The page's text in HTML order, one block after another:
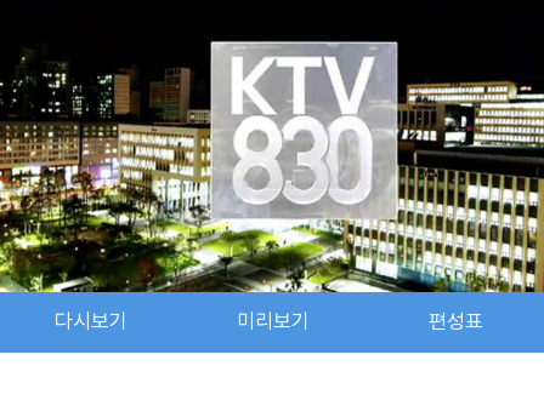
다시보기 미리보기 편성표